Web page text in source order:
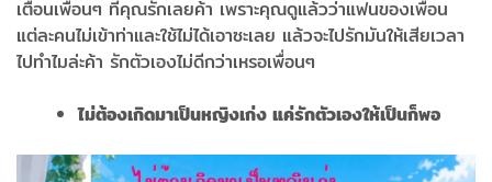
เตือนเพื่อนๆ ที่คุณรักเลยค้า เพราะคุณดูแล้วว่าแฟนของเพื่อน
แต่ละคนไม่เข้าท่าและใช้ไม่ได้เอาซะเลย แล้วจะไปรักมันให้เสียเวลา
ไปทำไมล่ะค้า รักตัวเองไม่ดีกว่าเหรอเพื่อนๆ
ไม่ต้องเกิดมาเป็นหญิงเก่ง แค่รักตัวเองให้เป็นก็พอ